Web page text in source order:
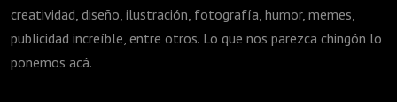
creatividad, diseño, ilustración, fotografía, humor, memes,
publicidad increíble, entre otros. Lo que nos parezca chingón lo
ponemos acá.